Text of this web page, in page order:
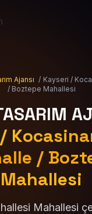
Ajansı / Kayseri /
/ Boztepe Mahallesi
/
Mahallesi
Mahallesi